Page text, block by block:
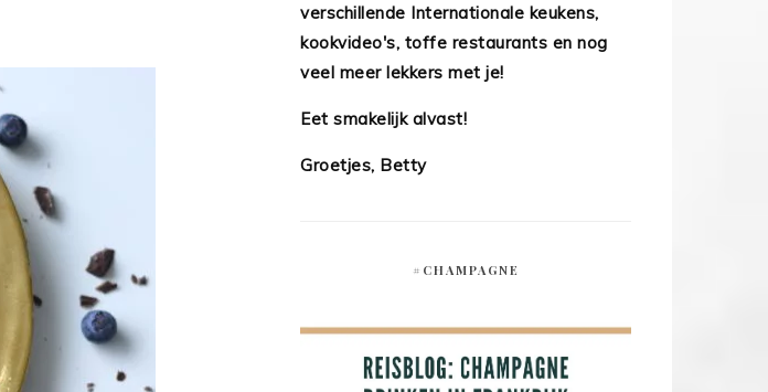
verschillende Internationale keukens,
kookvideo's, toffe restaurants en nog
veel meer lekkers met je!
Eet smakelijk alvast!
Groetjes, Betty
#CHAMPAGNE